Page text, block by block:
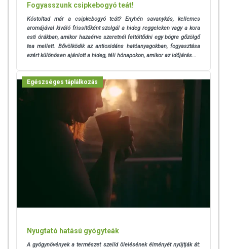
Fogyasszunk csipkebogyó teát!
Kóstoltad már a csipkebogyó teát? Enyhén savanykás, kellemes
aromájával kiváló frissítőként szolgál a hideg reggeleken vagy a kora
esti órákban, amikor hazaérve szeretnél feltöltődni egy bögre gőzölgő
tea mellett. Bővölködik az antioxidáns hatóanyagokban, fogyasztása
ezért különösen ajánlott a hideg, téli hónapokon, amikor az időjárás...
Egészséges táplálkozás
Nyugtató hatású gyógyteák
A gyógynövények a természet szelíd ölelésének élményét nyújtják át: